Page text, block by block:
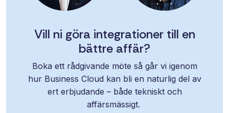
Vill ni göra integrationer till en
bättre affär?
Boka ett rådgivande möte så går vi igenom
hur Business Cloud kan bli en naturlig del av
ert erbjudande – både tekniskt och
affärsmässigt.